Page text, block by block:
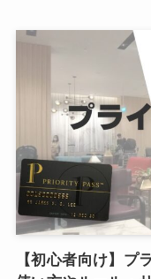
【初心者向け】プ